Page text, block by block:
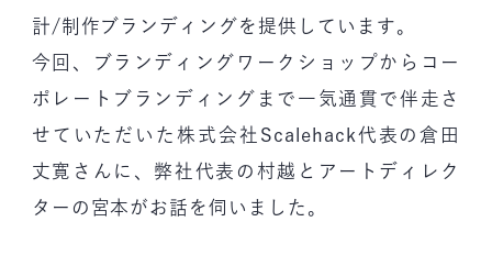
計/制作ブランディングを提供しています。
今回、ブランディングワークショップからコー
ポレートブランディングまで一気通貫で伴走さ
せていただいた株式会社Scalehack代表の倉田
丈寛さんに、弊社代表の村越とアートディレク
ターの宮本がお話を伺いました。